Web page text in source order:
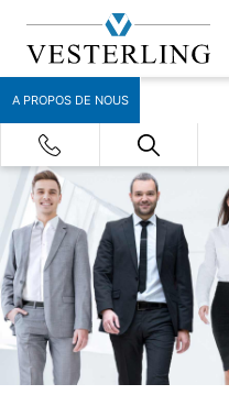
A PROPOS DE NOUS